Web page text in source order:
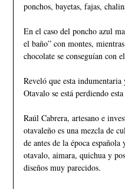
ponchos, bayetas, fajas,
En el caso del poncho azul
el baño” con montes,
chocolate se conseguían con
Reveló que esta
Otavalo se está perdiendo
Raúl Cabrera, artesano e
otavaleño es una mezcla de
de antes de la época
otavalo, aimara, quichua y
diseños muy parecidos.